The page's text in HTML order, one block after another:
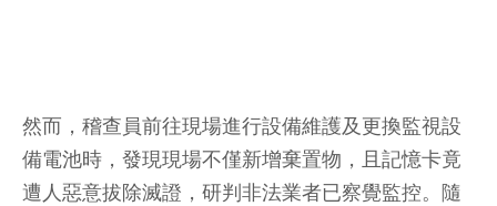
然而，稽查員前往現場進行設備維護及更換監視設
備電池時，發現現場不僅新增棄置物，且記憶卡竟
遭人惡意拔除滅證，研判非法業者已察覺監控。隨